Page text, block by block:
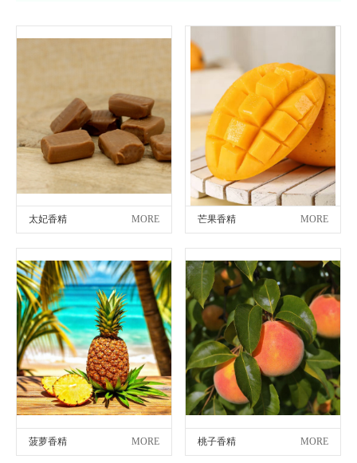
太妃香精 MORE 芒果香精 MORE
菠萝香精 MORE 桃子香精 MORE